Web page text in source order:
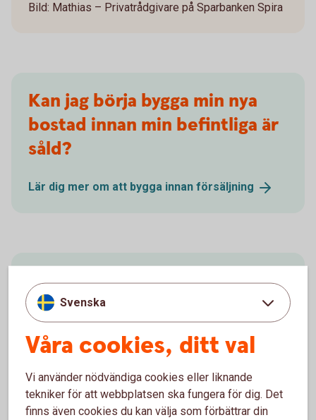
Bild: Mathias – Privatrådgivare på Sparbanken Spira
Kan jag börja bygga min nya
bostad innan min befintliga är
såld?
Lär dig mer om att bygga innan försäljning
Kan jag köpa ny bostad innan
min nuvarande är såld?
Lär dig mer omÖverbryggningslån
Svenska
Våra cookies, ditt val
Vi använder nödvändiga cookies eller liknande
tekniker för att webbplatsen ska fungera för dig. Det
finns även cookies du kan välja som förbättrar din